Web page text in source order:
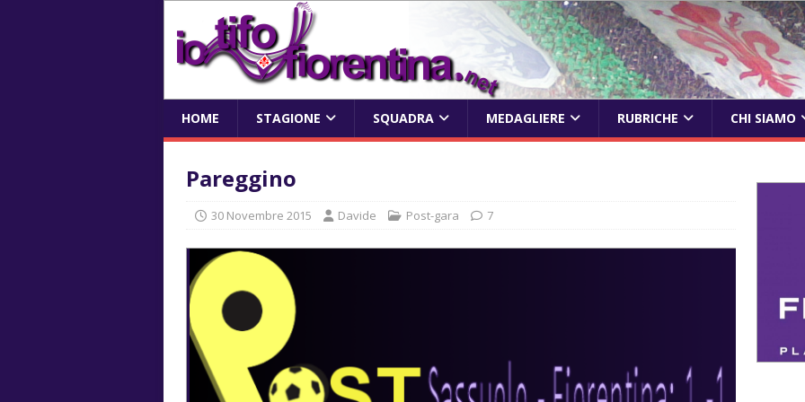
HOME STAGIONE SQUADRA MEDAGLIERE RUBRICHE CHI SIAMO
Pareggino
30 Novembre 2015 Davide Post-gara 7